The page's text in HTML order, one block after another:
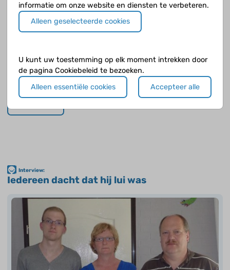
Jules (17) heeft het syndroom van Klinefelter.
Interview:
Iedereen dacht dat hij lui was
informatie om onze website en diensten te verbeteren.
Alleen geselecteerde cookies
U kunt uw toestemming op elk moment intrekken door
de pagina Cookiebeleid te bezoeken.
Alleen essentiële cookies
Accepteer alle